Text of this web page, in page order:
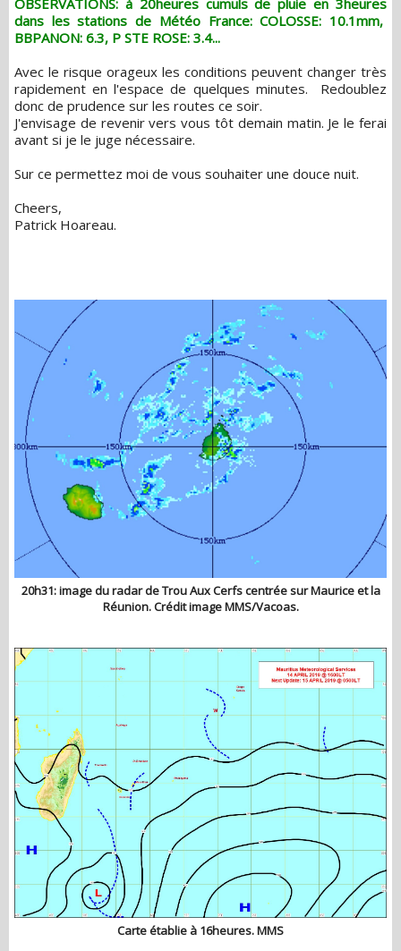
OBSERVATIONS: à 20heures cumuls de pluie en 3heures
dans les stations de Météo France: COLOSSE: 10.1mm,
BBPANON: 6.3, P STE ROSE: 3.4...
Avec le risque orageux les conditions peuvent changer très
rapidement en l'espace de quelques minutes. Redoublez
donc de prudence sur les routes ce soir.
J'envisage de revenir vers vous tôt demain matin. Je le ferai
avant si je le juge nécessaire.
Sur ce permettez moi de vous souhaiter une douce nuit.
Cheers,
Patrick Hoareau.
20h31: image du radar de Trou Aux Cerfs centrée sur Maurice et la
Réunion. Crédit image MMS/Vacoas.
Carte établie à 16heures. MMS